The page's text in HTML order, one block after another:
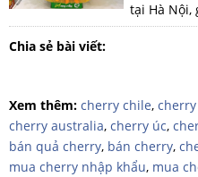
tại Hà Nội,
Chia sẻ bài viết:
Xem thêm: cherry chile,
cherry australia, cherry úc,
bán quả cherry, bán cherry,
mua cherry nhập khẩu, mua